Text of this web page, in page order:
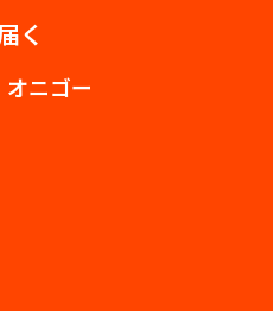
く
オニゴー